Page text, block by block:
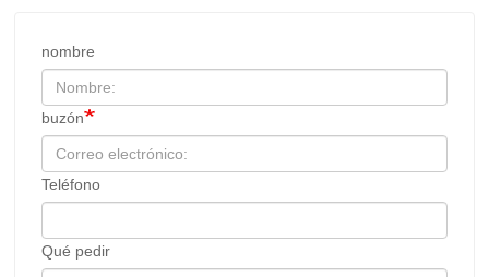
nombre
buzón
Teléfono
Qué pedir